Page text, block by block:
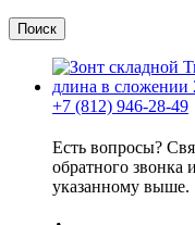
Поиск
+7 (812) 946-28-49
Есть вопросы?
обратного звонка
указанному выше.